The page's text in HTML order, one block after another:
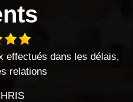
Entreprise sérieuse très
Entreprise à l'écoute et